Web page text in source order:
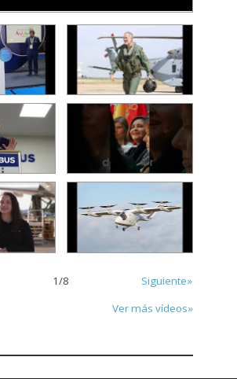
1/8
Siguiente»
Ver más vídeos»